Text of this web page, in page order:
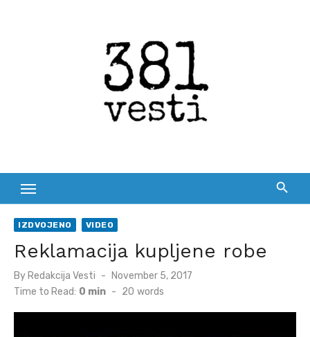
IZDVOJENO VIDEO
Reklamacija kupljene robe
By Redakcija Vesti
Posted
November 5, 2017
Time to Read: 0 min - 20 words